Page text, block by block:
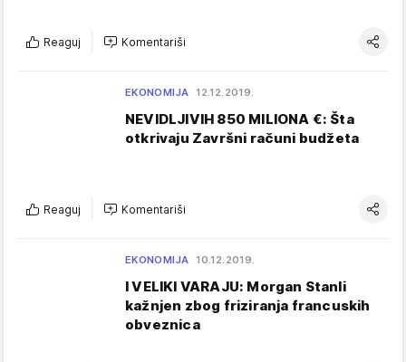
Reaguj Komentariši
EKONOMIJA 12.12.2019.
NEVIDLJIVIH 850 MILIONA €: Šta
otkrivaju Završni računi budžeta
Reaguj Komentariši
EKONOMIJA 10.12.2019.
I VELIKI VARAJU: Morgan Stanli
kažnjen zbog friziranja francuskih
obveznica